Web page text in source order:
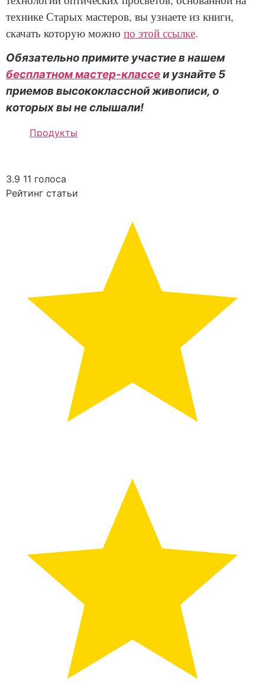
технике Старых мастеров, вы узнаете из книги,
скачать которую можно по этой ссылке.
Обязательно примите участие в нашем
бесплатном мастер-классеи узнайте 5
приемов высококлассной живописи, о
которых вы не слышали!
Продукты
3.9 11 голоса
Рейтинг статьи